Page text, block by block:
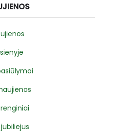
renginiai
jubiliejus